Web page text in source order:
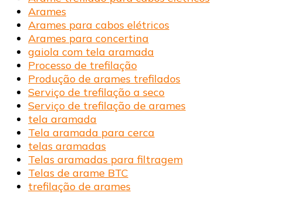
Arames
Arames para cabos elétricos
Arames para concertina
gaiola com tela aramada
Processo de trefilação
Produção de arames trefilados
Serviço de trefilação a seco
Serviço de trefilação de arames
tela aramada
Tela aramada para cerca
telas aramadas
Telas aramadas para filtragem
Telas de arame BTC
trefilação de arames